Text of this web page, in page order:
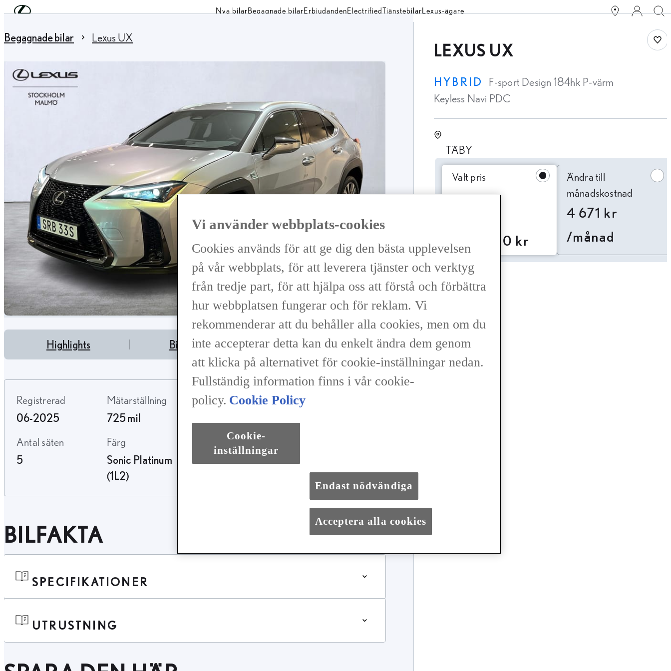
Hoppa till huvudinnehåll Nya bilarBegagnade bilarErbjudandenElectrifiedTjänstebilarLexus-ägare
LEXUS UX
HYBRID
F-sport Design 184hk P-värm
Keyless Navi PDC
TÄBY
Valt pris
389 000 kr
Ändra till
månadskostnad
4 671 kr
/månad
Vid köp
Begagnade bilar Lexus UX
Highlights Bilfakta Återförsäljare
Registrerad
06-2025
Mätarställning
725 mil
Bränsle
Växellåda
Antal säten
5
Färg
Sonic Platinum
(1L2)
BILFAKTA
SPECIFIKATIONER
UTRUSTNING
Vi använder webbplats-cookies
Cookies används för att ge dig den bästa upplevelsen
på vår webbplats, för att leverera tjänster och verktyg
från tredje part, för att hjälpa oss att förstå och förbättra
hur webbplatsen fungerar och för reklam. Vi
rekommenderar att du behåller alla cookies, men om du
inte accepterar detta kan du enkelt ändra dem genom
att klicka på alternativet för cookie-inställningar nedan.
Fullständig information finns i vår cookie-
policy. Cookie Policy
Cookie-
inställningar
Endast nödvändiga
Acceptera alla cookies